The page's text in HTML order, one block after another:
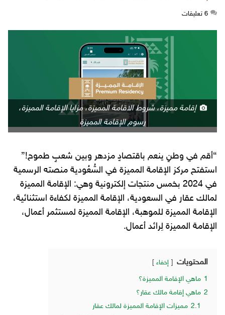
6 ‫تعليقات‬
إقامة مميزة، شروط الاقامة المميزة، مزايا الإقامة المميزة،
رسوم الإقامة المميزة
“أقم في وطنٍ ينعم باقتصادٍ مزدهر وبين شعبٍ طموح!”
استفتح مركز الإقامة المميزة في السُّعُودية منصته الرسمية
في 2024 بخمس منتجات إلكترونية وهي: الإقامة المميزة
لمالك عقار في السعودية، الإقامة المميزة لكفاءة استثنائية،
الإقامة المميزة للموهبة، الإقامة المميزة لمستثمر أعمال،
الإقامة المميزة لِرائد أعمال.
المحتويات إخفاء
1 ماهي الإقامة المميزة؟
2 ماهي إقامة مالك عقار؟
2.1 مميزات الإقامة المميزة لمالك عقار